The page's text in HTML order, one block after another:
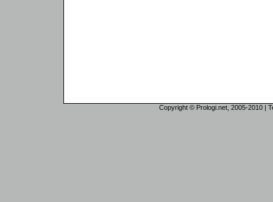
Copyright © Prologi.net, 2005-2010 |